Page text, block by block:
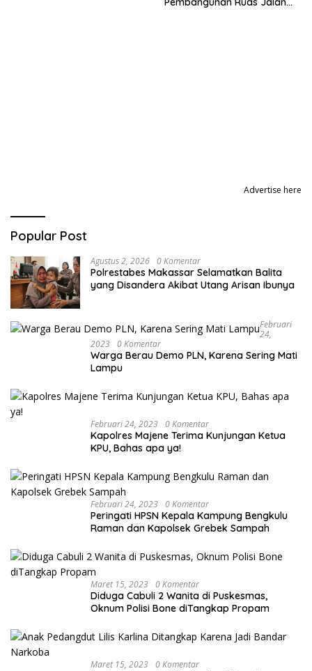
Advertise here
Popular Post
Agustus 2, 2026 0 Komentar
Polrestabes Makassar Selamatkan Balita
yang Disandera Akibat Utang Arisan Ibunya
Februari
24,
2023 0 Komentar
Warga Berau Demo PLN, Karena Sering Mati
Lampu
Februari 24, 2023 0 Komentar
Kapolres Majene Terima Kunjungan Ketua
KPU, Bahas apa ya!
Februari 24, 2023 0 Komentar
Peringati HPSN Kepala Kampung Bengkulu
Raman dan Kapolsek Grebek Sampah
Maret 15, 2023 0 Komentar
Diduga Cabuli 2 Wanita di Puskesmas,
Oknum Polisi Bone diTangkap Propam
Maret 15, 2023 0 Komentar